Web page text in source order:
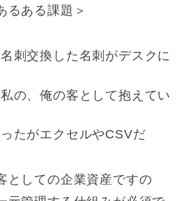
るある課題＞
刺交換した名刺がデスクに
の、俺の客として抱えてい
たがエクセルやCSVだ
としての企業資産ですの